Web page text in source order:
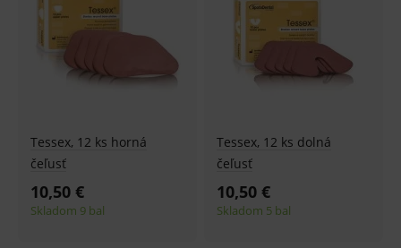
Tessex, 12 ks horná
čeľusť
10,50 €
Skladom 9 bal
Tessex, 12 ks dolná
čeľusť
10,50 €
Skladom 5 bal